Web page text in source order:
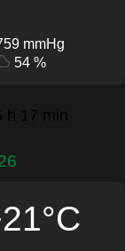
mmHg
54 %
h 17 min